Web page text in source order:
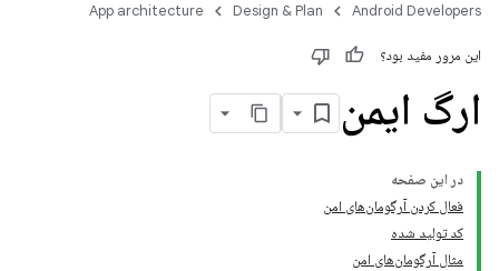
Android Developers
Design & Plan
App architecture
این مرور مفید بود؟
ارگ ایمن
در این صفحه
فعال کردن آرگومان‌های امن
کد تولید شده
مثال آرگومان‌های امن